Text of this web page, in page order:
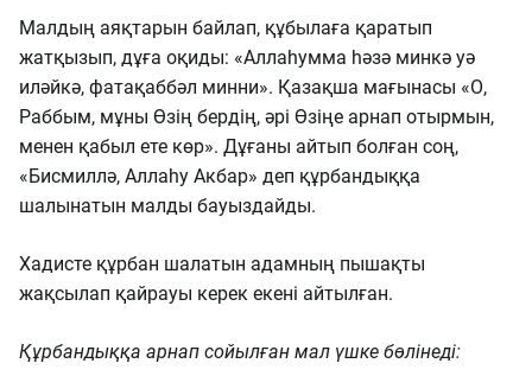
Малдың аяқтарын байлап, құбылаға қаратып
жатқызып, дұға оқиды: «Аллаһумма һәзә минкә уә
иләйкә, фатақаббәл минни». Қазақша мағынасы «О,
Раббым, мұны Өзің бердің, әрі Өзіңе арнап отырмын,
менен қабыл ете көр». Дұғаны айтып болған соң,
«Бисмиллә, Аллаһу Акбар» деп құрбандыққа
шалынатын малды бауыздайды.
Хадисте құрбан шалатын адамның пышақты
жақсылап қайрауы керек екені айтылған.
Құрбандыққа арнап сойылған мал үшке бөлінеді: